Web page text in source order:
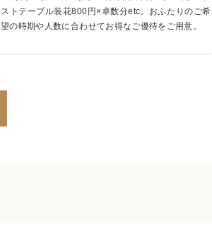
ストテーブル装花800円×卓数分etc。おふたりのご希
望の時期や人数に合わせてお得なご優待をご用意。